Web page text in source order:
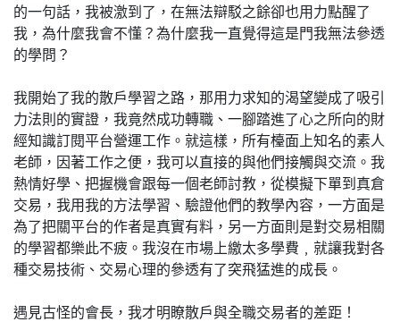
的一句話，我被激到了，在無法辯駁之餘卻也用力點醒了
我，為什麼我會不懂？為什麼我一直覺得這是門我無法參透
的學問？
我開始了我的散戶學習之路，那用力求知的渴望變成了吸引
力法則的實證，我竟然成功轉職、一腳踏進了心之所向的財
經知識訂閱平台營運工作。就這樣，所有檯面上知名的素人
老師，因著工作之便，我可以直接的與他們接觸與交流。我
熱情好學、把握機會跟每一個老師討教，從模擬下單到真倉
交易，我用我的方法學習、驗證他們的教學內容，一方面是
為了把關平台的作者是真實有料，另一方面則是對交易相關
的學習都樂此不疲。我沒在市場上繳太多學費﹐就讓我對各
種交易技術、交易心理的參透有了突飛猛進的成長。
遇見古怪的會長，我才明瞭散戶與全職交易者的差距！